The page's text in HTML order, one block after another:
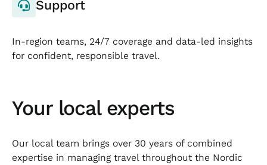
Support
In-region teams, 24/7 coverage and data-led insights
for confident, responsible travel.
Your local experts
Our local team brings over 30 years of combined
expertise in managing travel throughout the Nordic